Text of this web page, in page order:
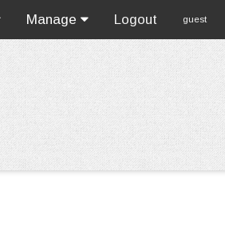
Manage Logout guest